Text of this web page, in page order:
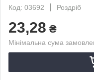
Код: 03692
Роздріб
23,28 ₴
Мінімальна сума